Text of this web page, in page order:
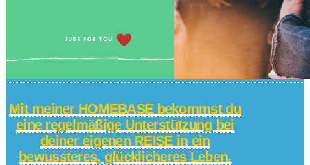
Mit meiner HOMEBASE bekommst du
eine regelmäßige Unterstützung bei
deiner eigenen REISE in ein
bewussteres, glücklicheres Leben.